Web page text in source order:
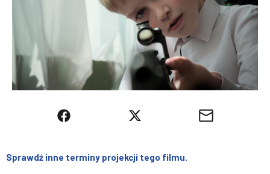
Sprawdź inne terminy projekcji tego filmu.